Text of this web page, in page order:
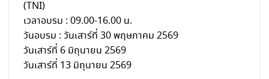
(TNI)
เวลาอบรม : 09.00-16.00 น.
วันอบรม : วันเสาร์ที่ 30 พฤษภาคม 2569
วันเสาร์ที่ 6 มิถุนายน 2569
วันเสาร์ที่ 13 มิถุนายน 2569